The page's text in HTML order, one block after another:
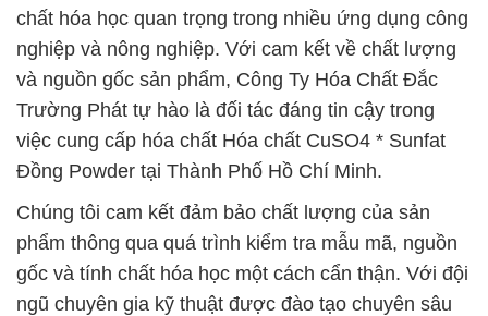
chất hóa học quan trọng trong nhiều ứng dụng công
nghiệp và nông nghiệp. Với cam kết về chất lượng
và nguồn gốc sản phẩm, Công Ty Hóa Chất Đắc
Trường Phát tự hào là đối tác đáng tin cậy trong
việc cung cấp hóa chất Hóa chất CuSO4 * Sunfat
Đồng Powder tại Thành Phố Hồ Chí Minh.
Chúng tôi cam kết đảm bảo chất lượng của sản
phẩm thông qua quá trình kiểm tra mẫu mã, nguồn
gốc và tính chất hóa học một cách cẩn thận. Với đội
ngũ chuyên gia kỹ thuật được đào tạo chuyên sâu